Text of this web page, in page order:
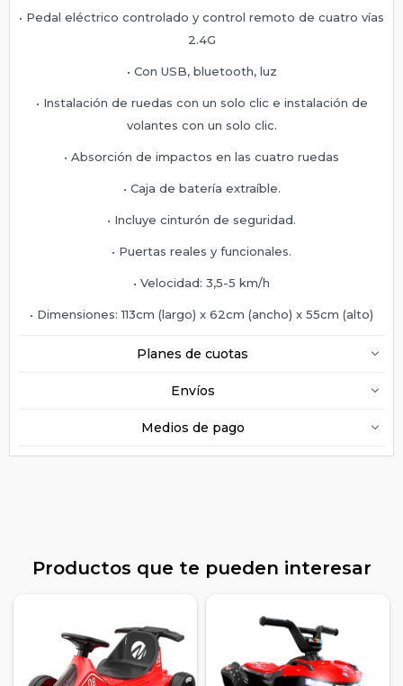
• Pedal eléctrico controlado y control remoto de cuatro vías
2.4G
• Con USB, bluetooth, luz
• Instalación de ruedas con un solo clic e instalación de
volantes con un solo clic.
• Absorción de impactos en las cuatro ruedas
• Caja de batería extraíble.
• Incluye cinturón de seguridad.
• Puertas reales y funcionales.
• Velocidad: 3,5-5 km/h
• Dimensiones: 113cm (largo) x 62cm (ancho) x 55cm (alto)
Planes de cuotas
Envíos
Medios de pago
Productos que te pueden interesar